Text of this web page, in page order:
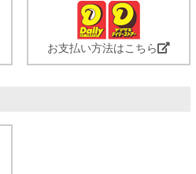
お支払い方法はこちら